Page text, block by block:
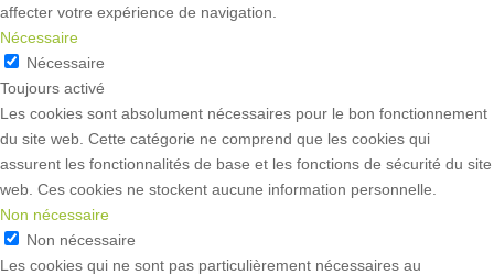
affecter votre expérience de navigation.
Nécessaire
Nécessaire
Toujours activé
Les cookies sont absolument nécessaires pour le bon fonctionnement
du site web. Cette catégorie ne comprend que les cookies qui
assurent les fonctionnalités de base et les fonctions de sécurité du site
web. Ces cookies ne stockent aucune information personnelle.
Non nécessaire
Non nécessaire
Les cookies qui ne sont pas particulièrement nécessaires au